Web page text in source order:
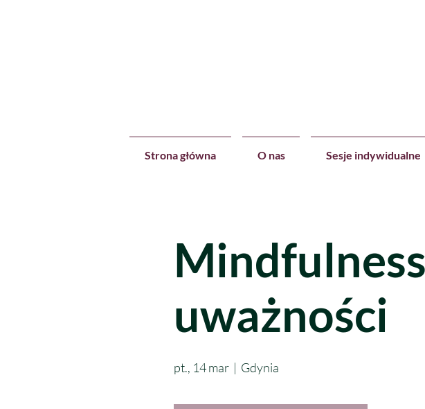
Strona główna O nas Sesje indywidualne
uważności
pt., 14 mar
  |
Gdynia